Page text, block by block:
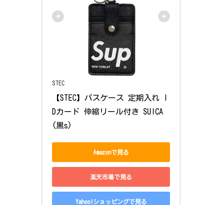
STEC
【STEC】パスケース 定期入れ I
Dカード 伸縮リール付き SUICA
(黒s)
Amazonで見る
楽天市場で見る
Yahoo!ショッピングで見る